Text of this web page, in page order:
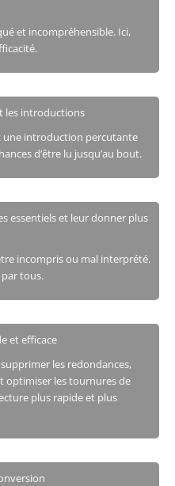
et incompréhensible. Ici,
les introductions
une introduction percutante
d’être lu jusqu’au bout.
essentiels et leur donner plus
incompris ou mal interprété.
par tous.
et efficace
les redondances,
optimiser les tournures de
plus rapide et plus